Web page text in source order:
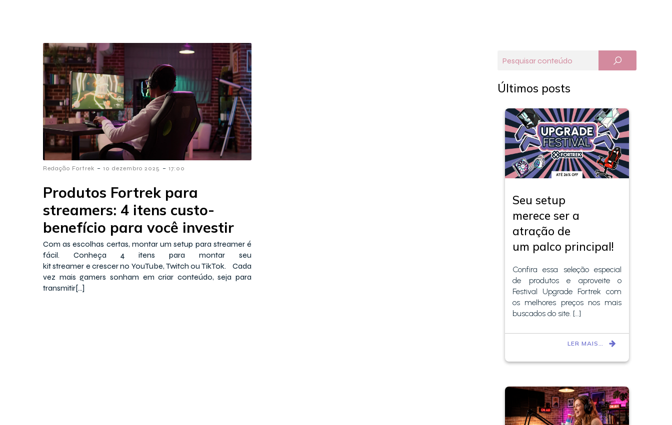
Redação Fortrek - 10 dezembro 2025 - 17:00
Produtos Fortrek para
streamers: 4 itens custo-
benefício para você investir
Com as escolhas certas, montar um setup para streamer é
fácil. Conheça 4 itens para montar seu
kit streamer e crescer no YouTube, Twitch ou TikTok. Cada
vez mais gamers sonham em criar conteúdo, seja para
transmitir[…]
Últimos posts
Seu setup
merece ser a
atração de
um palco principal!
Confira essa seleção especial
de produtos e aproveite o
Festival Upgrade Fortrek com
os melhores preços nos mais
buscados do site. […]
LER MAIS…